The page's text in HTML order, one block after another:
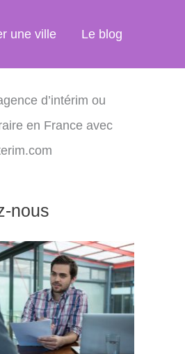
une ville Le blog
d’intérim ou
en France avec
nous